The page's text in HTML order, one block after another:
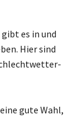
es in und
Hier sind
gute Wahl,